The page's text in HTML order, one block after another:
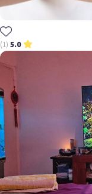
5.0
(1)